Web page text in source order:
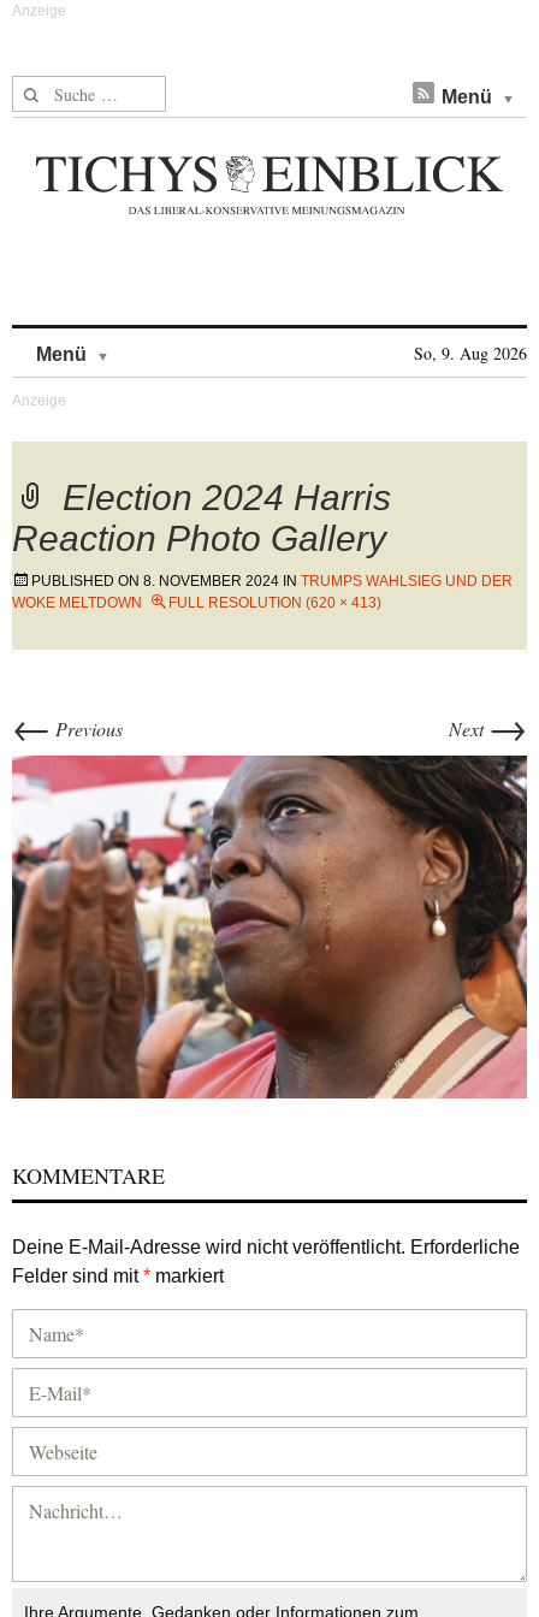
Suche nach: Menü
Menü So, 9. Aug 2026
Election 2024 Harris
Reaction Photo Gallery
PUBLISHED ON 8. NOVEMBER 2024 IN TRUMPS WAHLSIEG UND DER
WOKE MELTDOWN
FULL RESOLUTION (620 × 413)
← Previous Next →
KOMMENTARE
Deine E-Mail-Adresse wird nicht veröffentlicht. Erforderliche
Felder sind mit* markiert
Ihre Argumente, Gedanken oder Informationen zum